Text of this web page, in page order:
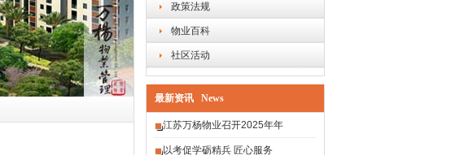
政策法规
物业百科
社区活动
最新资讯 News
江苏万杨物业召开2025年年
以考促学砺精兵 匠心服务